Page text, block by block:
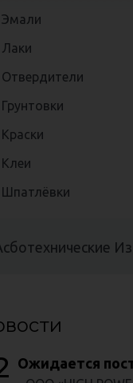
Эмали
Лаки
Отвердители
Грунтовки
Краски
Клеи
Шпатлёвки
Ожидается